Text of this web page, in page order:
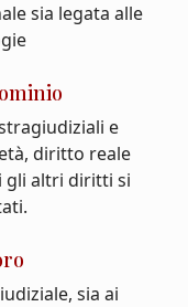
sia legata alle
e
diritto reale
gli altri diritti si
sia ai